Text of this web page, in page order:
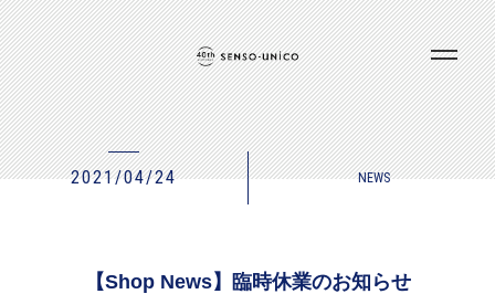
2021/04/24 NEWS
【Shop News】臨時休業のお知らせ